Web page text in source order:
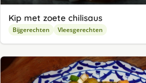
Kip met zoete chilisaus
Bijgerechten Vleesgerechten